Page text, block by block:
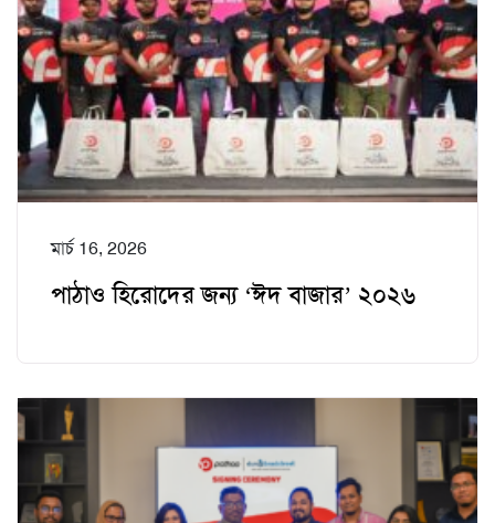
মার্চ 16, 2026
পাঠাও হিরোদের জন্য ‘ঈদ বাজার’ ২০২৬